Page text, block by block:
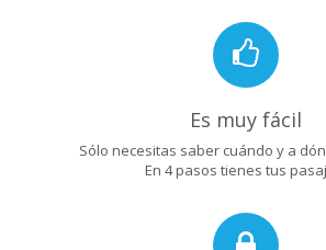
Es muy fácil
Sólo necesitas saber cuándo y a
En 4 pasos tienes tus